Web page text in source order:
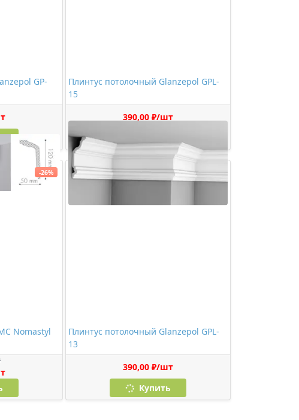
GP-
Плинтус потолочный Glanzepol GPL-
15
390,00 ₽/шт
Nomastyl
-26%
Плинтус потолочный Glanzepol GPL-
13
390,00 ₽/шт
Купить